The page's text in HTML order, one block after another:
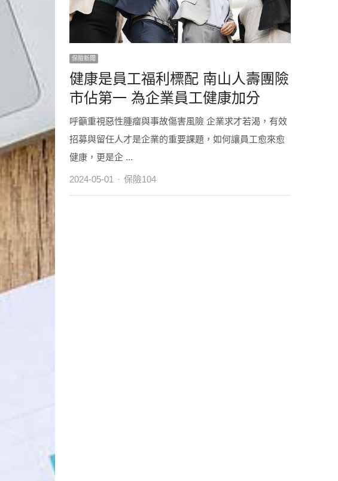
保險新聞
健康是員工福利標配 南山人壽團險
市佔第一 為企業員工健康加分
呼籲重視惡性腫瘤與事故傷害風險 企業求才若渴，有效
招募與留任人才是企業的重要課題，如何讓員工愈來愈
健康，更是企 ...
2024-05-01 Author
保險104